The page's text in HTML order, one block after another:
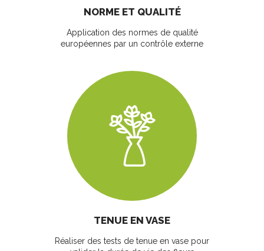
NORME ET QUALITÉ
Application des normes de qualité
européennes par un contrôle externe
TENUE EN VASE
Réaliser des tests de tenue en vase pour